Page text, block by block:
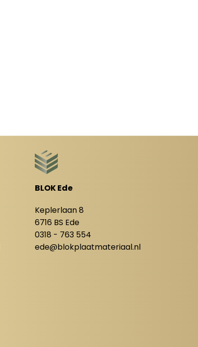
BLOK Ede
Keplerlaan 8
6716 BS Ede
0318 - 763 554
ede@blokplaatmateriaal.nl